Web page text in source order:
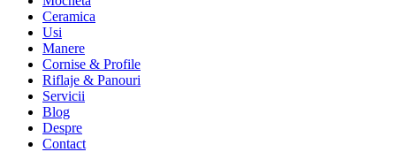
Ceramica
Usi
Manere
Cornise & Profile
Riflaje & Panouri
Servicii
Blog
Despre
Contact